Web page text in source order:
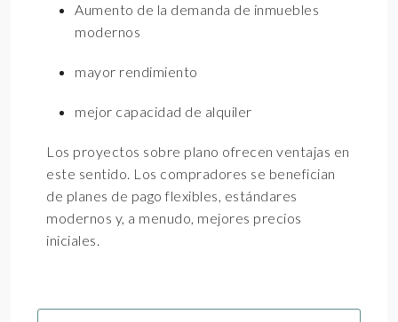
Aumento de la demanda de inmuebles
modernos
mayor rendimiento
mejor capacidad de alquiler
Los proyectos sobre plano ofrecen ventajas en
este sentido. Los compradores se benefician
de planes de pago flexibles, estándares
modernos y, a menudo, mejores precios
iniciales.